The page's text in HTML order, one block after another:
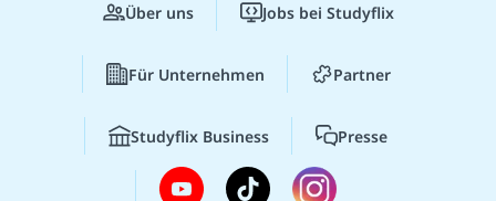
Über uns Jobs bei Studyflix
Für Unternehmen Partner
Studyflix Business Presse